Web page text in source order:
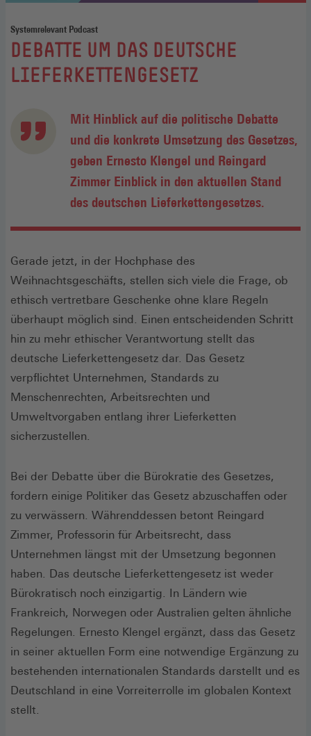
Systemrelevant Podcast
:
DEBATTE UM DAS DEUTSCHE
LIEFERKETTENGESETZ
Mit Hinblick auf die politische Debatte
und die konkrete Umsetzung des Gesetzes,
geben Ernesto Klengel und Reingard
Zimmer Einblick in den aktuellen Stand
des deutschen Lieferkettengesetzes.
Gerade jetzt, in der Hochphase des
Weihnachtsgeschäfts, stellen sich viele die Frage, ob
ethisch vertretbare Geschenke ohne klare Regeln
überhaupt möglich sind. Einen entscheidenden Schritt
hin zu mehr ethischer Verantwortung stellt das
deutsche Lieferkettengesetz dar. Das Gesetz
verpflichtet Unternehmen, Standards zu
Menschenrechten, Arbeitsrechten und
Umweltvorgaben entlang ihrer Lieferketten
sicherzustellen.
Bei der Debatte über die Bürokratie des Gesetzes,
fordern einige Politiker das Gesetz abzuschaffen oder
zu verwässern. Währenddessen betont Reingard
Zimmer, Professorin für Arbeitsrecht, dass
Unternehmen längst mit der Umsetzung begonnen
haben. Das deutsche Lieferkettengesetz ist weder
Bürokratisch noch einzigartig. In Ländern wie
Frankreich, Norwegen oder Australien gelten ähnliche
Regelungen. Ernesto Klengel ergänzt, dass das Gesetz
in seiner aktuellen Form eine notwendige Ergänzung zu
bestehenden internationalen Standards darstellt und es
Deutschland in eine Vorreiterrolle im globalen Kontext
stellt.